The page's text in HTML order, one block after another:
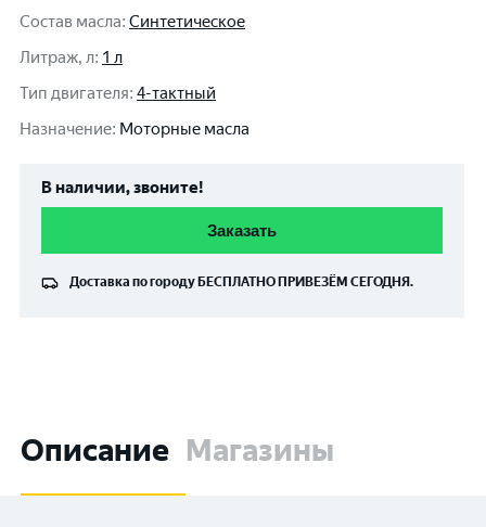
Состав масла: Синтетическое
Литраж, л: 1 л
Тип двигателя: 4-тактный
Назначение: Моторные масла
В наличии, звоните!
Заказать
Доставка по городу БЕСПЛАТНО ПРИВЕЗЁМ СЕГОДНЯ.
Описание Магазины